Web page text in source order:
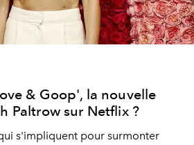
& Goop', la nouvelle
Paltrow sur Netflix ?
s'impliquent pour surmonter